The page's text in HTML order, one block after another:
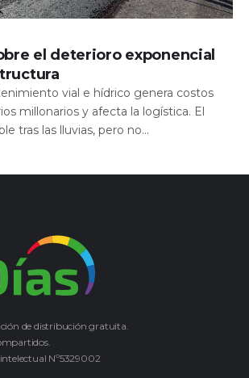
el deterioro exponencial
vial e hídrico genera costos
millonarios y afecta la logística. El
tras las lluvias, pero no...
de distribución gratuita.
Nº5329002